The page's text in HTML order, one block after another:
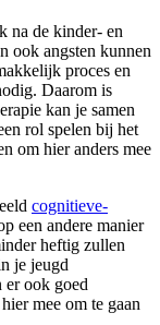
na de kinder- en
ook angsten kunnen
proces en
Daarom is
kan je samen
rol spelen bij het
om hier anders mee
cognitieve-
een andere manier
heftig zullen
je jeugd
er ook goed
mee om te gaan